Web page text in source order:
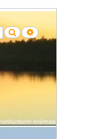
Etsi Tarkennettu haku